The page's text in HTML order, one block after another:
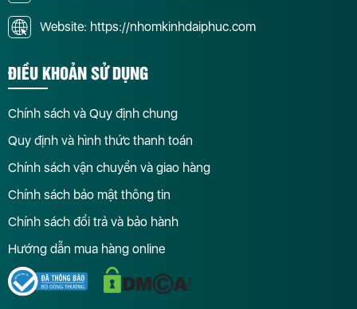
Website: https://nhomkinhdaiphuc.com
ĐIỀU KHOẢN SỬ DỤNG
Chính sách và Quy định chung
Quy định và hình thức thanh toán
Chính sách vận chuyển và giao hàng
Chính sách bảo mật thông tin
Chính sách đổi trả và bảo hành
Hướng dẫn mua hàng online